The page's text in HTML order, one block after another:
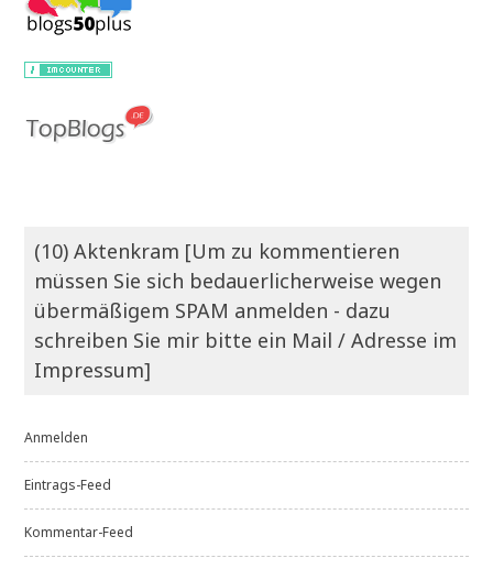
(10) Aktenkram [Um zu kommentieren
müssen Sie sich bedauerlicherweise wegen
übermäßigem SPAM anmelden - dazu
schreiben Sie mir bitte ein Mail / Adresse im
Impressum]
Anmelden
Eintrags-Feed
Kommentar-Feed